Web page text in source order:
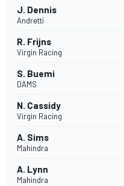
J. Dennis
Andretti
R. Frijns
Virgin Racing
S. Buemi
DAMS
N. Cassidy
Virgin Racing
A. Sims
Mahindra
A. Lynn
Mahindra